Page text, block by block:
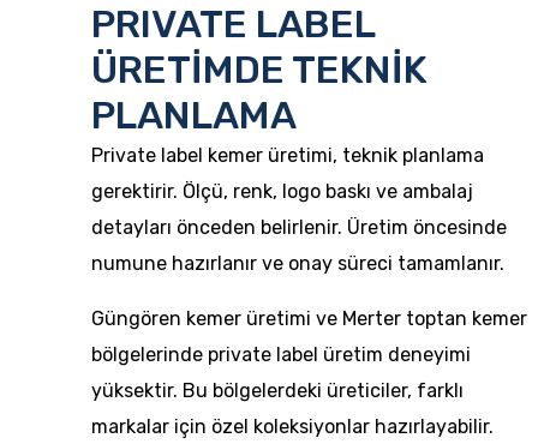
PRIVATE LABEL
ÜRETİMDE TEKNİK
PLANLAMA
Private label kemer üretimi, teknik planlama
gerektirir. Ölçü, renk, logo baskı ve ambalaj
detayları önceden belirlenir. Üretim öncesinde
numune hazırlanır ve onay süreci tamamlanır.
Güngören kemer üretimi ve Merter toptan kemer
bölgelerinde private label üretim deneyimi
yüksektir. Bu bölgelerdeki üreticiler, farklı
markalar için özel koleksiyonlar hazırlayabilir.